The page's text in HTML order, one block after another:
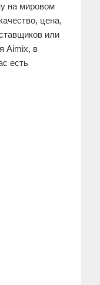
на мировом
цена,
или
Aimix, в
есть